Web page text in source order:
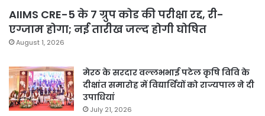
AIIMS CRE-5 के 7 ग्रुप कोड की परीक्षा रद्द, री-
एग्जाम होगा; नई तारीख जल्द होगी घोषित
August 1, 2026
मेरठ के सरदार वल्लभभाई पटेल कृषि विवि के
दीक्षांत समारोह में विद्यार्थियों को राज्यपाल ने दी
उपाधियां
July 21, 2026